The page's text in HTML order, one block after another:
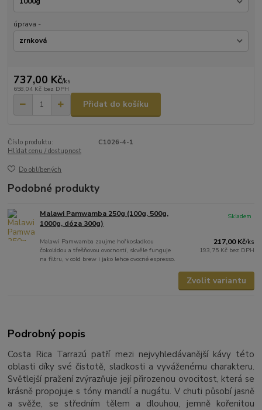
úprava -
737,00 Kč/ks
658,04 Kč bez DPH
Přidat do košíku
Číslo produktu:
C1026-4-1
Hlídat cenu / dostupnost
Do oblíbených
Podobné produkty
Malawi Pamwamba 250g (100g, 500g,
1000g, dóza 300g)
Malawi Pamwamba zaujme hořkosladkou
čokoládou a třešňovou ovocností, skvěle funguje
na filtru, v cold brew i jako lehce ovocné espresso.
217,00 Kč/ks
193,75 Kč bez DPH
Skladem
Zvolit variantu
Podrobný popis
Costa Rica Tarrazú patří mezi nejvyhledávanější kávy této
oblasti díky své čistotě, sladkosti a vyváženému charakteru.
Světlejší pražení zvýrazňuje její přirozenou ovocitost, která se
krásně propojuje s tóny mandlí a nugátu. V chuti působí jasně
a svěže, se středním tělem a dlouhou, jemně kořenitou